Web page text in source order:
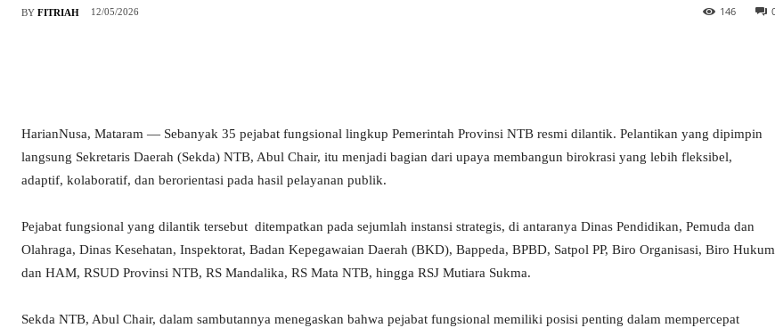
BY FITRIAH 12/05/2026 146
HarianNusa, Mataram — Sebanyak 35 pejabat fungsional lingkup Pemerintah Provinsi NTB resmi dilantik. Pelantikan yang dipimpin
langsung Sekretaris Daerah (Sekda) NTB, Abul Chair, itu menjadi bagian dari upaya membangun birokrasi yang lebih fleksibel,
adaptif, kolaboratif, dan berorientasi pada hasil pelayanan publik.
Pejabat fungsional yang dilantik tersebut ditempatkan pada sejumlah instansi strategis, di antaranya Dinas Pendidikan, Pemuda dan
Olahraga, Dinas Kesehatan, Inspektorat, Badan Kepegawaian Daerah (BKD), Bappeda, BPBD, Satpol PP, Biro Organisasi, Biro Hukum
dan HAM, RSUD Provinsi NTB, RS Mandalika, RS Mata NTB, hingga RSJ Mutiara Sukma.
Sekda NTB, Abul Chair, dalam sambutannya menegaskan bahwa pejabat fungsional memiliki posisi penting dalam mempercepat